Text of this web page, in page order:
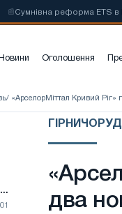
реформа ETS в
Новини Оголошення
/ «АрселорМіттал Кривий Ріг»
два